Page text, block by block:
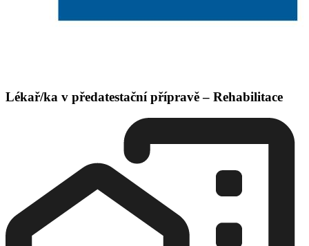
Lékař/ka v předatestační přípravě – Rehabilitace